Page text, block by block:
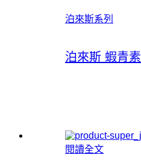
泊來斯系列
泊來斯 蝦青素
閱讀全文